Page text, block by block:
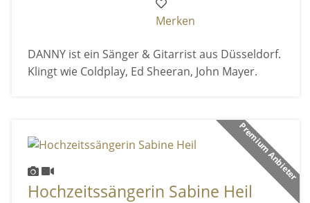
Merken
DANNY ist ein Sänger & Gitarrist aus Düsseldorf.
Klingt wie Coldplay, Ed Sheeran, John Mayer.
Premium Anbieter
Hochzeitssängerin Sabine Heil